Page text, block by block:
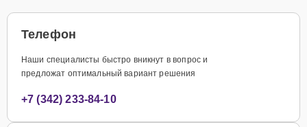
Телефон
Наши специалисты быстро вникнут в вопрос и
предложат оптимальный вариант решения
+7 (342) 233-84-10